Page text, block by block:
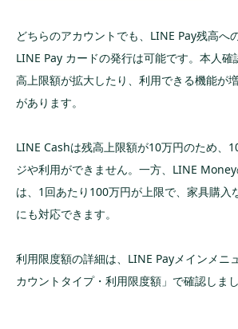
どちらのアカウントでも、LINE Pay残高へ
LINE Pay カードの発行は可能です。本人
高上限額が拡大したり、利用できる機能が
があります。
LINE Cashは残高上限額が10万円のため、
ジや利用ができません。一方、LINE
は、1回あたり100万円が上限で、家具購入
にも対応できます。
利用限度額の詳細は、LINE Payメインメニ
カウントタイプ・利用限度額」で確認しまし